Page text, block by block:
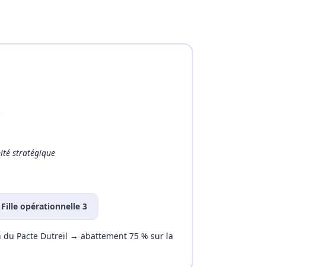
stratégique
Fille opérationnelle 3
Pacte Dutreil → abattement 75 % sur la